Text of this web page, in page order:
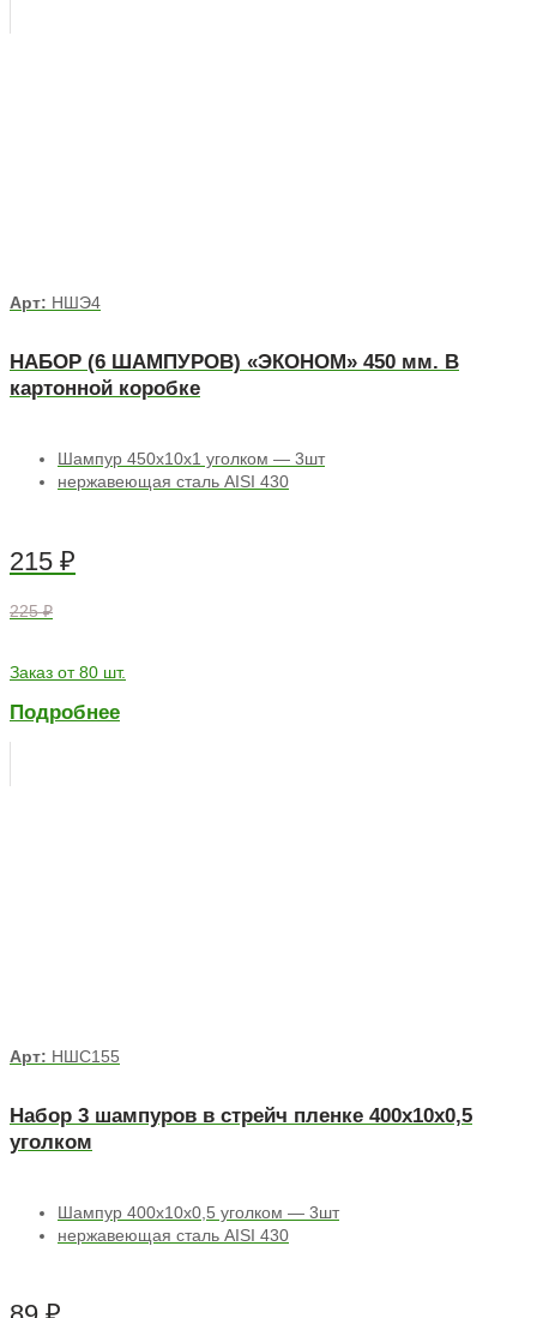
Арт: НШЭ4
НАБОР (6 ШАМПУРОВ) «ЭКОНОМ» 450 мм. В
картонной коробке
Шампур 450х10х1 уголком — 3шт
нержавеющая сталь AISI 430
215 ₽
225 ₽
Заказ от 80 шт.
Подробнее
Арт: НШС155
Набор 3 шампуров в стрейч пленке 400х10х0,5
уголком
Шампур 400х10х0,5 уголком — 3шт
нержавеющая сталь AISI 430